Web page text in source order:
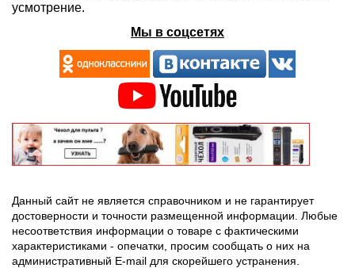
усмотрение.
Мы в соцсетях
Данный сайт не является справочником и не гарантирует
достоверности и точности размещенной информации. Любые
несоответствия информации о товаре с фактическими
характеристиками - опечатки, просим сообщать о них на
административный E-mail для скорейшего устранения.